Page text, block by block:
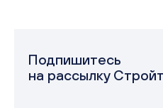
Подпишитесь
на рассылку